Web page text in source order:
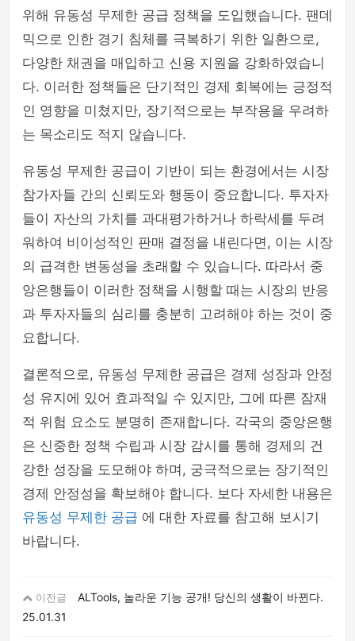
위해 유동성 무제한 공급 정책을 도입했습니다. 팬데
믹으로 인한 경기 침체를 극복하기 위한 일환으로,
다양한 채권을 매입하고 신용 지원을 강화하였습니
다. 이러한 정책들은 단기적인 경제 회복에는 긍정적
인 영향을 미쳤지만, 장기적으로는 부작용을 우려하
는 목소리도 적지 않습니다.
유동성 무제한 공급이 기반이 되는 환경에서는 시장
참가자들 간의 신뢰도와 행동이 중요합니다. 투자자
들이 자산의 가치를 과대평가하거나 하락세를 두려
워하여 비이성적인 판매 결정을 내린다면, 이는 시장
의 급격한 변동성을 초래할 수 있습니다. 따라서 중
앙은행들이 이러한 정책을 시행할 때는 시장의 반응
과 투자자들의 심리를 충분히 고려해야 하는 것이 중
요합니다.
결론적으로, 유동성 무제한 공급은 경제 성장과 안정
성 유지에 있어 효과적일 수 있지만, 그에 따른 잠재
적 위험 요소도 분명히 존재합니다. 각국의 중앙은행
은 신중한 정책 수립과 시장 감시를 통해 경제의 건
강한 성장을 도모해야 하며, 궁극적으로는 장기적인
경제 안정성을 확보해야 합니다. 보다 자세한 내용은
유동성 무제한 공급 에 대한 자료를 참고해 보시기
바랍니다.
이전글
ALTools, 놀라운 기능 공개! 당신의 생활이 바뀐다.
25.01.31